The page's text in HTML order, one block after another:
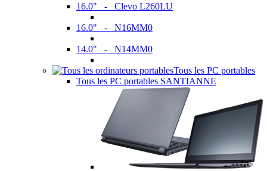
16.0" - Clevo L260LU
16.0" - N16MM0
14.0" - N14MM0
Tous les PC portables
Tous les PC portables SANTIANNE